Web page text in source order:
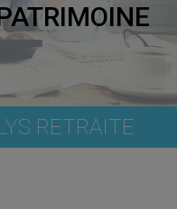
RETRAITE